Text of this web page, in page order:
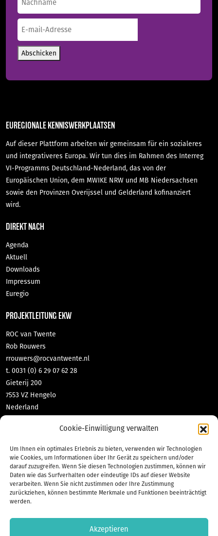
Cookie-Einwilligung verwalten
Um Ihnen ein optimales Erlebnis zu bieten, verwenden wir Technologien
wie Cookies, um Informationen über Ihr Gerät zu speichern und/oder
darauf zuzugreifen. Wenn Sie diesen Technologien zustimmen, können wir
Daten wie das Surfverhalten oder eindeutige IDs auf dieser Website
verarbeiten. Wenn Sie nicht zustimmen oder Ihre Zustimmung
zurückziehen, können bestimmte Merkmale und Funktionen beeinträchtigt
werden.
Akzeptieren
Nachname
Adresse(erforderlich)
Abschicken
EUREGIONALE KENNISWERKPLAATSEN
Auf dieser Plattform arbeiten wir gemeinsam für ein sozialeres
und integrativeres Europa. Wir tun dies im Rahmen des Interreg
VI-Programms Deutschland-Nederland, das von der
Europäischen Union, dem MWIKE NRW und MB Niedersachsen
sowie den Provinzen Overijssel und Gelderland kofinanziert
wird.
DIREKT NACH
Agenda
Aktuell
Downloads
Impressum
Euregio
PROJEKTLEITUNG EKW
ROC van Twente
Rob Rouwers
rrouwers@rocvantwente.nl
t. 0031 (0) 6 29 07 62 28
Gieterij 200
7553 VZ Hengelo
Nederland
t. 0049 (0) 2551 70 471 10
Bahnhofstraße 35
48565 Steinfurt
Deutschland